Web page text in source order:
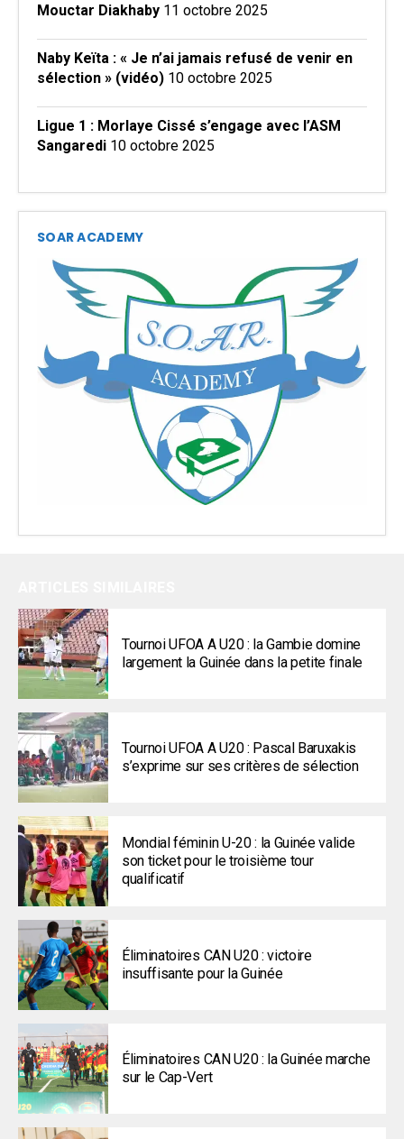
Mouctar Diakhaby 11 octobre 2025
Naby Keïta : « Je n’ai jamais refusé de venir en
sélection » (vidéo) 10 octobre 2025
Ligue 1 : Morlaye Cissé s’engage avec l’ASM
Sangaredi 10 octobre 2025
SOAR ACADEMY
Tournoi UFOA A U20 : la Gambie domine
largement la Guinée dans la petite finale
Tournoi UFOA A U20 : Pascal Baruxakis
s’exprime sur ses critères de sélection
Mondial féminin U-20 : la Guinée valide
son ticket pour le troisième tour
qualificatif
Éliminatoires CAN U20 : victoire
insuffisante pour la Guinée
Éliminatoires CAN U20 : la Guinée marche
sur le Cap-Vert